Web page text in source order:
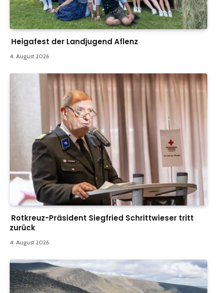
Heigafest der Landjugend Aflenz
4. August 2026
Rotkreuz-Präsident Siegfried Schrittwieser tritt
zurück
4. August 2026